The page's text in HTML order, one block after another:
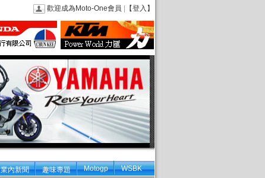
歡迎成為Moto-One會員 【登入】
業內新聞 趣味專題 Motogp WSBK